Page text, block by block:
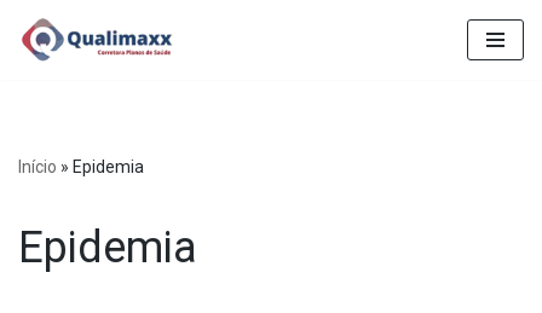
Pular
Início » Epidemia
Epidemia